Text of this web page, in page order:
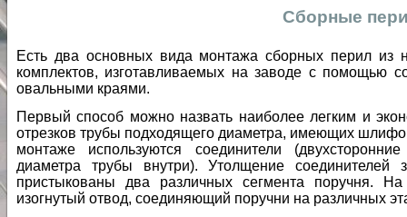
Сборные
Есть два основных вида монтажа сборных перил из
комплектов, изготавливаемых на заводе с помощью
овальными краями.
Первый способ можно назвать наиболее легким и
отрезков трубы подходящего диаметра, имеющих
монтаже используются соединители
диаметра трубы внутри). Утолщение
пристыкованы два различных сегмента поручня.
изогнутый отвод, соединяющий поручни на различных